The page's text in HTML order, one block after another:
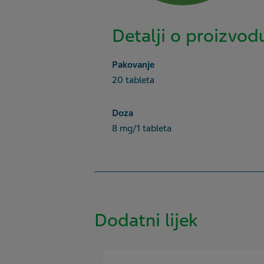
Detalji o
Pakovanje
20 tableta
Doza
8 mg/1 tableta
Dodatni lijek